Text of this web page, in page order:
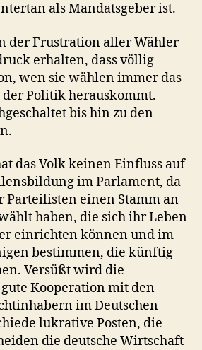
als Mandatsgeber ist.
der Frustration aller Wähler
erhalten, dass völlig
wen sie wählen immer das
Politik herauskommt.
bis hin zu den
das Volk keinen Einfluss auf
im Parlament, da
Parteilisten einen Stamm an
haben, die sich ihr Leben
einrichten können und im
bestimmen, die künftig
Versüßt wird die
Kooperation mit den
im Deutschen
lukrative Posten, die
die deutsche Wirtschaft